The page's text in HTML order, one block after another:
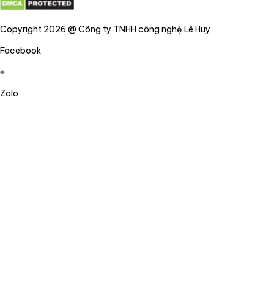
Copyright 2026 @ Công ty TNHH công nghệ Lê Huy
Facebook
Zalo